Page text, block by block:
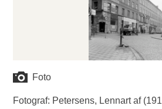
Foto
Fotograf: Petersens, Lennart af